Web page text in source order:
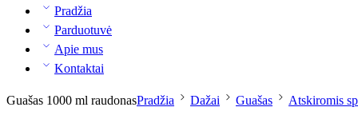
Pradžia
Parduotuvė
Apie mus
Kontaktai
Guašas 1000 ml raudonasPradžia Dažai Guašas Atskiromis